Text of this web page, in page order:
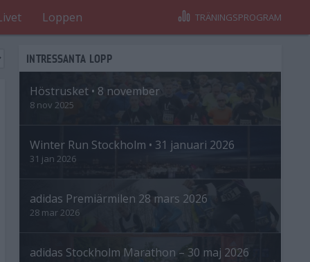
Loppen TRÄNINGSPROGRAM
INTRESSANTA LOPP
Höstrusket • 8 november
8 nov 2025
Winter Run Stockholm • 31 januari 2026
31 jan 2026
adidas Premiärmilen 28 mars 2026
28 mar 2026
adidas Stockholm Marathon – 30 maj 2026